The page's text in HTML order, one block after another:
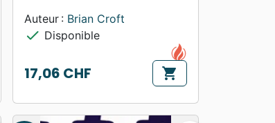
Auteur : Brian Croft
check Disponible
Prix
17,06 CHF shopping_cart